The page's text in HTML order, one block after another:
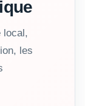
local,
les